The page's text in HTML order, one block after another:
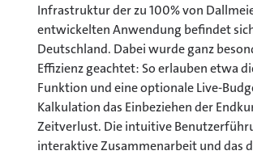
Infrastruktur der zu 100% von
entwickelten Anwendung befindet
Deutschland. Dabei wurde ganz
Effizienz geachtet: So erlauben etwa
Funktion und eine optionale Live-
Kalkulation das Einbeziehen der
Zeitverlust. Die intuitive
interaktive Zusammenarbeit und das